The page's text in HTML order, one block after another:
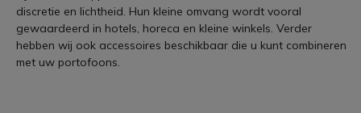
discretie en lichtheid. Hun kleine omvang wordt vooral
gewaardeerd in hotels, horeca en kleine winkels. Verder
hebben wij ook accessoires beschikbaar die u kunt combineren
met uw portofoons.